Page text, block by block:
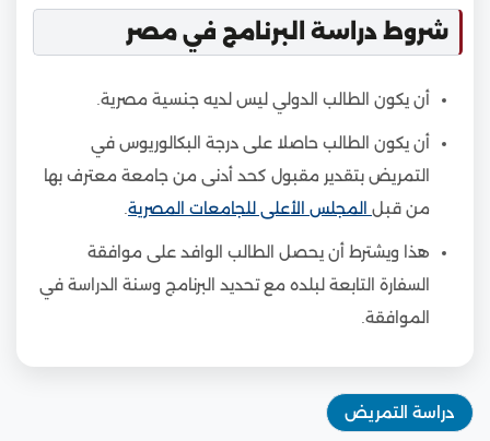
شروط دراسة البرنامج في مصر
أن يكون الطالب الدولي ليس لديه جنسية مصرية.
أن يكون الطالب حاصلا على درجة البكالوريوس في
التمريض بتقدير مقبول كحد أدنى من جامعة معترف بها
من قبل المجلس الأعلى للجامعات المصرية
هذا ويشترط أن يحصل الطالب الوافد على موافقة
السفارة التابعة لبلده مع تحديد البرنامج وسنة الدراسة في
الموافقة.
دراسة التمريض